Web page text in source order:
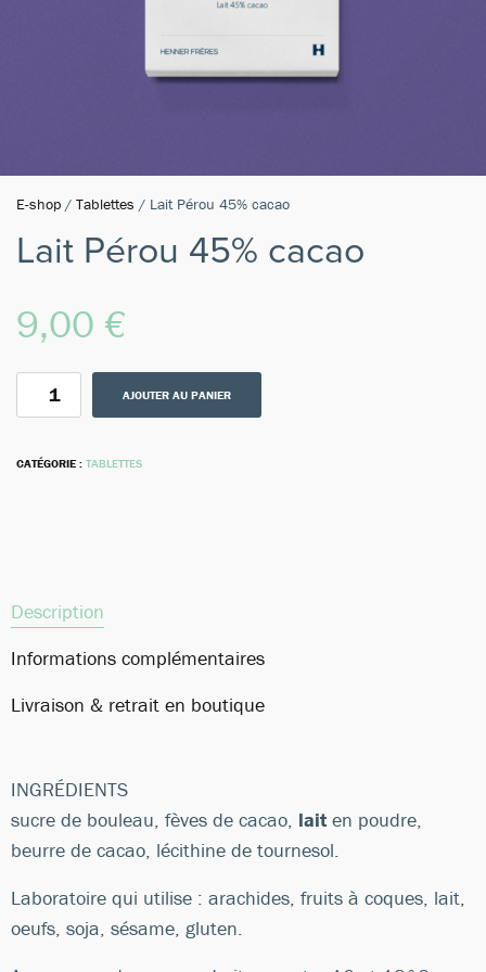
E-shop / Tablettes / Lait Pérou 45% cacao
Lait Pérou 45% cacao
9,00 €
AJOUTER AU PANIER
CATÉGORIE : TABLETTES
Description
Informations complémentaires
Livraison & retrait en boutique
INGRÉDIENTS
sucre de bouleau, fèves de cacao, lait en poudre,
beurre de cacao, lécithine de tournesol.
Laboratoire qui utilise : arachides, fruits à coques, lait,
oeufs, soja, sésame, gluten.